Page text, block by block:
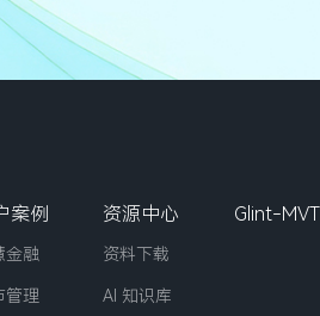
案例
金融
管理
资源中心
资料下载
AI 知识库
Glint-MVT